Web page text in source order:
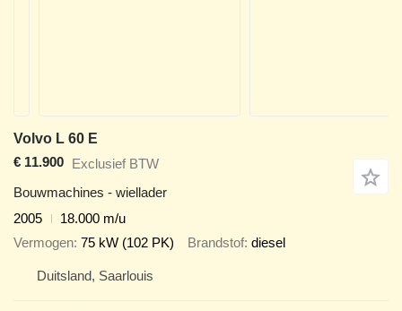
Volvo L 60 E
€ 11.900 Exclusief BTW
Bouwmachines - wiellader
2005
18.000 m/u
Vermogen 75 kW (102 PK) Brandstof diesel
Duitsland, Saarlouis